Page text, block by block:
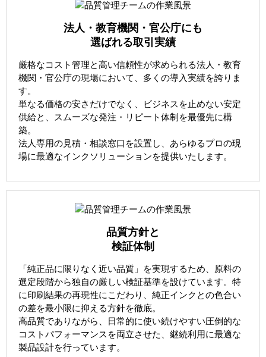
法人・教育機関・官公庁にも
選ばれる取引実績
厳格なコスト管理と高い信頼性が求められる法人・教育
機関・官公庁の現場において、多くの導入実績を誇りま
す。
単なる価格の安さだけでなく、ビジネスを止めない安定
供給と、スムーズな発注・リピート体制を最優先に構
築。
法人専用の見積・相談窓口を設置し、あらゆるプロの現
場に最適なインクソリューションを提供いたします。
品質方針と
検証体制
「純正品に限りなく近い品質」を実現するため、原料の
選定段階から独自の厳しい検証基準を設けています。特
に印刷結果の再現性にこだわり、純正インクとの色合い
の差を最小限に抑える方針を徹底。
高品質でありながら、日常的に使い続けやすい圧倒的な
コストパフォーマンスを両立させた、継続利用に最適な
製品設計を行っています。